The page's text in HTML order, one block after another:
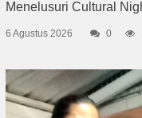
Menelusuri Cultural
6 Agustus 2026 0